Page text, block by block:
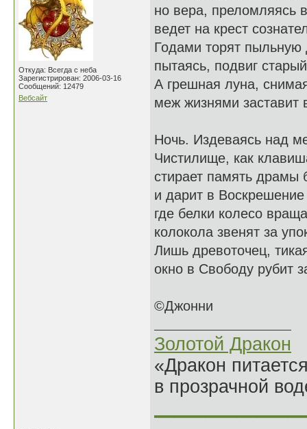
Откуда: Всегда с неба
Зарегистрирован: 2006-03-16
Сообщений: 12479
Вебсайт
но вера, преломляясь
ведет на крест
Годами торят пыльную
пытаясь, подвиг
А грешная луна,
меж жизнями заставит
Ночь. Издеваясь над
Чистилище, как
стирает память драмы
и дарит в Воскрешение
где белки колесо
колокола звенят за
Лишь древоточец,
окно в Свободу рубит
©Джонни
Золотой Дракон
«Дракон
в прозрачной